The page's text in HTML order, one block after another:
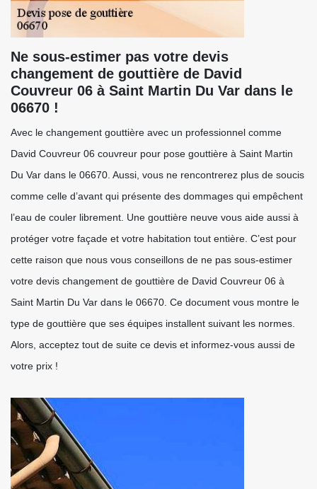
Ne sous-estimer pas votre devis
changement de gouttière de David
Couvreur 06 à Saint Martin Du Var dans le
06670 !
Avec le changement gouttière avec un professionnel comme
David Couvreur 06 couvreur pour pose gouttière à Saint Martin
Du Var dans le 06670. Aussi, vous ne rencontrerez plus de soucis
comme celle d’avant qui présente des dommages qui empêchent
l’eau de couler librement. Une gouttière neuve vous aide aussi à
protéger votre façade et votre habitation tout entière. C’est pour
cette raison que nous vous conseillons de ne pas sous-estimer
votre devis changement de gouttière de David Couvreur 06 à
Saint Martin Du Var dans le 06670. Ce document vous montre le
type de gouttière que ses équipes installent suivant les normes.
Alors, acceptez tout de suite ce devis et informez-vous aussi de
votre prix !